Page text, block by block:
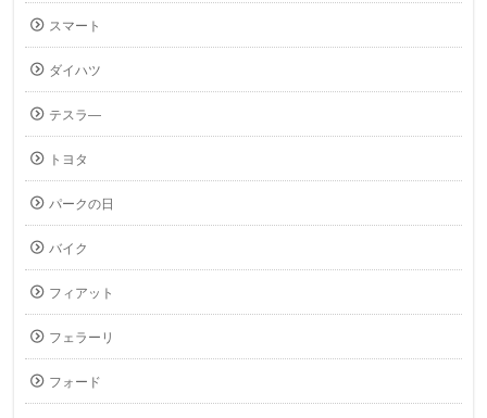
スマート
ダイハツ
テスラ―
トヨタ
パークの日
バイク
フィアット
フェラーリ
フォード